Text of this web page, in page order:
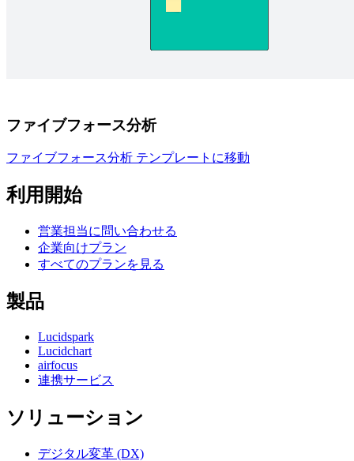
ファイブフォース分析
ファイブフォース分析 テンプレートに移動
利用開始
営業担当に問い合わせる
企業向けプラン
すべてのプランを見る
製品
Lucidspark
Lucidchart
airfocus
連携サービス
ソリューション
デジタル変革 (DX)